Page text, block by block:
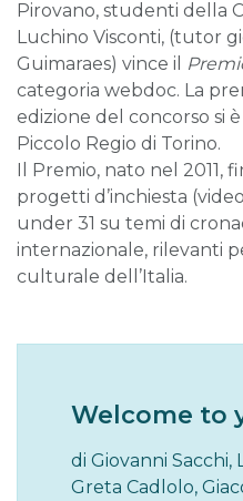
Pirovano, studenti della
Luchino Visconti, (tutor
Guimaraes) vince il
categoria webdoc. La
edizione del concorso si
Piccolo Regio di Torino.
Il Premio, nato nel 2011,
progetti d’inchiesta
under 31 su temi di
internazionale, rilevanti
culturale dell’Italia.
Welcome to
di Giovanni Sacchi,
Greta Cadlolo,